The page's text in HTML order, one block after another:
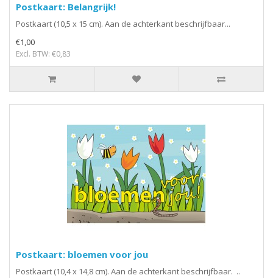
Postkaart: Belangrijk!
Postkaart (10,5 x 15 cm). Aan de achterkant beschrijfbaar...
€1,00
Excl. BTW: €0,83
Postkaart: bloemen voor jou
Postkaart (10,4 x 14,8 cm). Aan de achterkant beschrijfbaar. ..